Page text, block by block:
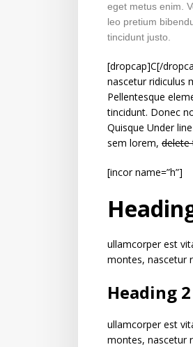
eget metus enim.
leo pretium
tincidunt justo.
[dropcap]C[/
nascetur ridiculus
Pellentesque
tincidunt. Donec
Quisque Under
sem lorem, delete
[incor name=”h”]
ullamcorper est
montes, nascetur
Heading 2
ullamcorper est
montes, nascetur